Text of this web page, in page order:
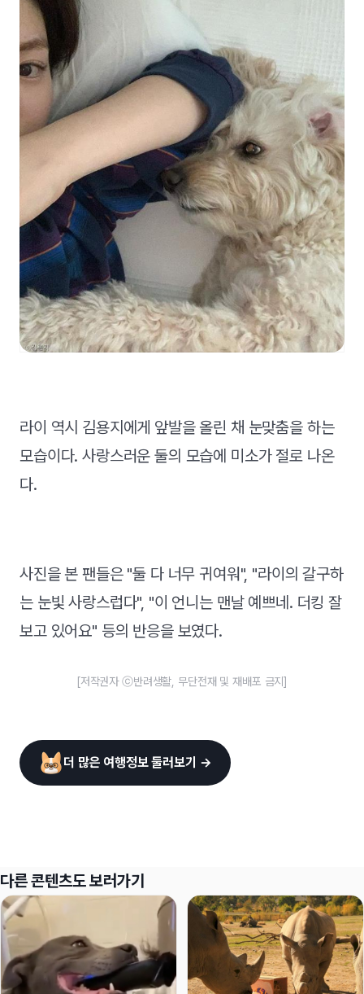
라이 역시 김용지에게 앞발을 올린 채 눈맞춤을 하는
모습이다. 사랑스러운 둘의 모습에 미소가 절로 나온
다.
사진을 본 팬들은 "둘 다 너무 귀여워", "라이의 갈구하
는 눈빛 사랑스럽다", "이 언니는 맨날 예쁘네. 더킹 잘
보고 있어요" 등의 반응을 보였다.
[저작권자 ⓒ반려생활, 무단전재 및 재배포 금지]
더 많은 여행정보 둘러보기 →
다른 콘텐츠도 보러가기